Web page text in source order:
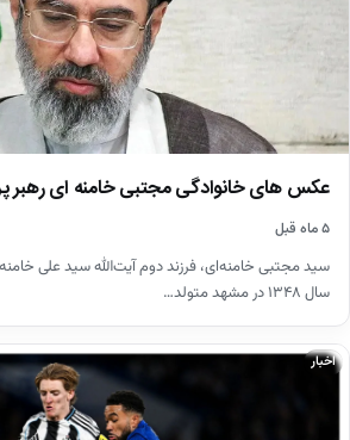
عکس های خانوادگی مجتبی خامنه ای رهبر
۵ ماه قبل
سید مجتبی خامنه‌ای، فرزند دوم آیت‌الله سید علی
سال ۱۳۴۸ در مشهد متولد…
اخبار